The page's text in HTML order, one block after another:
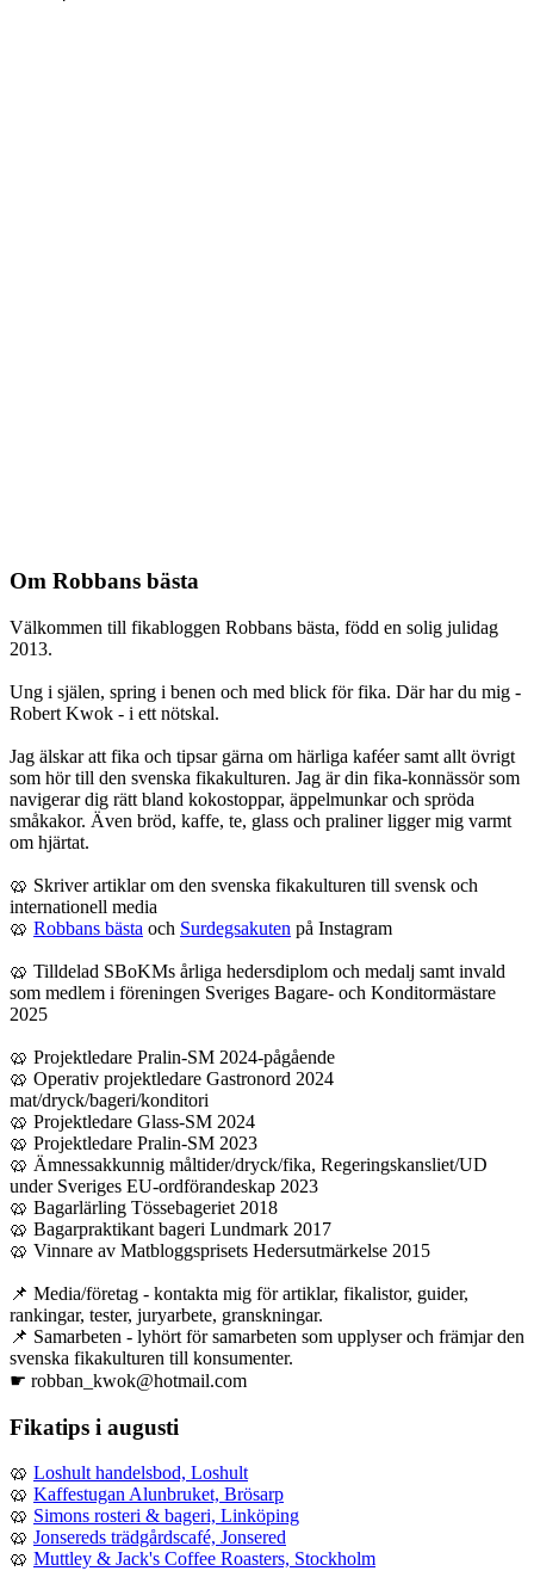
Om Robbans bästa
Välkommen till fikabloggen Robbans bästa, född en solig julidag
2013.
Ung i själen, spring i benen och med blick för fika. Där har du mig -
Robert Kwok - i ett nötskal.
Jag älskar att fika och tipsar gärna om härliga kaféer samt allt övrigt
som hör till den svenska fikakulturen. Jag är din fika-konnässör som
navigerar dig rätt bland kokostoppar, äppelmunkar och spröda
småkakor. Även bröd, kaffe, te, glass och praliner ligger mig varmt
om hjärtat.
🥨 Skriver artiklar om den svenska fikakulturen till svensk och
internationell media
🥨 Robbans bästa och Surdegsakuten på Instagram
🥨 Tilldelad SBoKMs årliga hedersdiplom och medalj samt invald
som medlem i föreningen Sveriges Bagare- och Konditormästare
2025
🥨 Projektledare Pralin-SM 2024-pågående
🥨 Operativ projektledare Gastronord 2024
mat/dryck/bageri/konditori
🥨 Projektledare Glass-SM 2024
🥨 Projektledare Pralin-SM 2023
🥨 Ämnessakkunnig måltider/dryck/fika, Regeringskansliet/UD
under Sveriges EU-ordförandeskap 2023
🥨 Bagarlärling Tössebageriet 2018
🥨 Bagarpraktikant bageri Lundmark 2017
🥨 Vinnare av Matbloggsprisets Hedersutmärkelse 2015
📌 Media/företag - kontakta mig för artiklar, fikalistor, guider,
rankingar, tester, juryarbete, granskningar.
📌 Samarbeten - lyhört för samarbeten som upplyser och främjar den
svenska fikakulturen till konsumenter.
☛ robban_kwok@hotmail.com
Fikatips i augusti
🥨 Loshult handelsbod, Loshult
🥨 Kaffestugan Alunbruket, Brösarp
🥨 Simons rosteri & bageri, Linköping
🥨 Jonsereds trädgårdscafé, Jonsered
🥨 Muttley & Jack's Coffee Roasters, Stockholm